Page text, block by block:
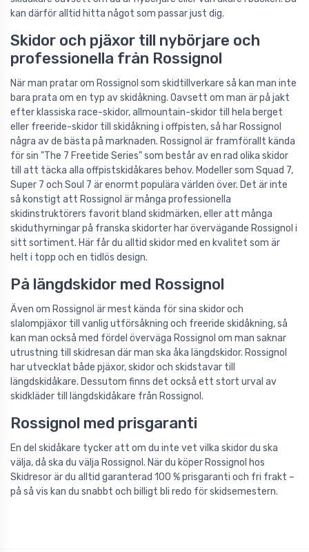
kan därför alltid hitta något som passar just dig.
Skidor och pjäxor till nybörjare och
professionella från Rossignol
När man pratar om Rossignol som skidtillverkare så kan man inte
bara prata om en typ av skidåkning. Oavsett om man är på jakt
efter klassiska race-skidor, allmountain-skidor till hela berget
eller freeride-skidor till skidåkning i offpisten, så har Rossignol
några av de bästa på marknaden. Rossignol är framförallt kända
för sin "The 7 Freetide Series" som består av en rad olika skidor
till att täcka alla offpistskidåkares behov. Modeller som Squad 7,
Super 7 och Soul 7 är enormt populära världen över. Det är inte
så konstigt att Rossignol är många professionella
skidinstruktörers favorit bland skidmärken, eller att många
skiduthyrningar på franska skidorter har övervägande Rossignol i
sitt sortiment. Här får du alltid skidor med en kvalitet som är
helt i topp och en tidlös design.
På längdskidor med Rossignol
Även om Rossignol är mest kända för sina skidor och
slalompjäxor till vanlig utförsåkning och freeride skidåkning, så
kan man också med fördel överväga Rossignol om man saknar
utrustning till skidresan där man ska åka längdskidor. Rossignol
har utvecklat både pjäxor, skidor och skidstavar till
längdskidåkare. Dessutom finns det också ett stort urval av
skidkläder till längdskidåkare från Rossignol.
Rossignol med prisgaranti
En del skidåkare tycker att om du inte vet vilka skidor du ska
välja, då ska du välja Rossignol. När du köper Rossignol hos
Skidresor är du alltid garanterad 100 % prisgaranti och fri frakt –
på så vis kan du snabbt och billigt bli redo för skidsemestern.